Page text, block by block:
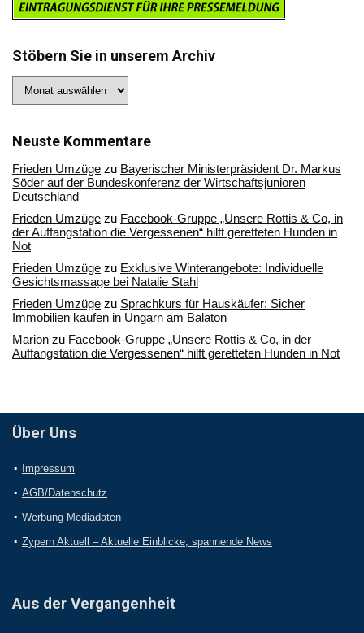
Stöbern Sie in unserem Archiv
Sie
Archiv
Neuste Kommentare
Frieden Umzüge zu Bayerischer Ministerpräsident Dr. Markus
Söder auf der Bundeskonferenz der Wirtschaftsjunioren
Deutschland
Frieden Umzüge zu Facebook-Gruppe „Unsere Rottis & Co, in
der Auffangstation die Vergessenen“ hilft geretteten Hunden in
Not
Frieden Umzüge zu Exklusive Winterangebote: Individuelle
Gesichtsmassage bei Natalie Stahl
Frieden Umzüge zu Sprachkurs für Hauskäufer: Sicher
Immobilien kaufen in Ungarn am Balaton
Marion zu Facebook-Gruppe „Unsere Rottis & Co, in der
Auffangstation die Vergessenen“ hilft geretteten Hunden in Not
Über Uns
Impressum
AGB/Datenschutz
Werbung Mediadaten
Zypern Aktuell – Aktuelle Einblicke, spannende News
Aus der Vergangenheit